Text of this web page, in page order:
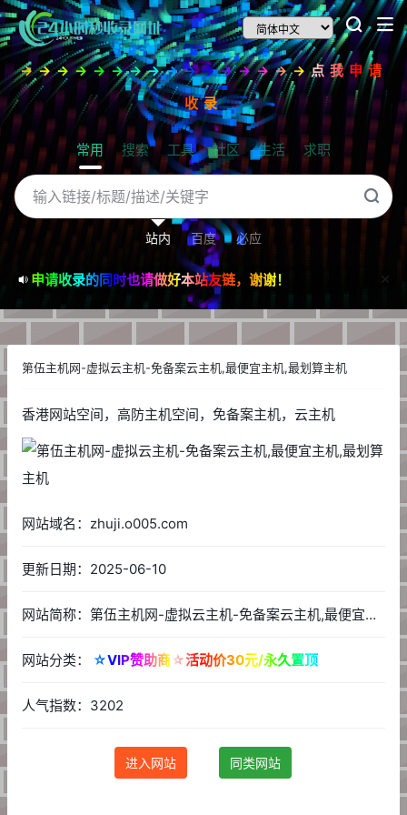
→→→→→→→→→→→→→→→→点我申请
收录
常用 搜索 工具 社区 生活 求职
站内 百度 必应
申请收录的同时也请做好本站友链，谢谢！
第伍主机网-虚拟云主机-免备案云主机,最便宜主机,最划算主机
香港网站空间，高防主机空间，免备案主机，云主机
网站域名：zhuji.o005.com
更新日期：2025-06-10
网站简称：第伍主机网-虚拟云主机-免备案云主机,最便宜主机,最划算主机
网站分类： ☆VIP赞助商☆活动价30元/永久置顶
人气指数：3202
进入网站 同类网站